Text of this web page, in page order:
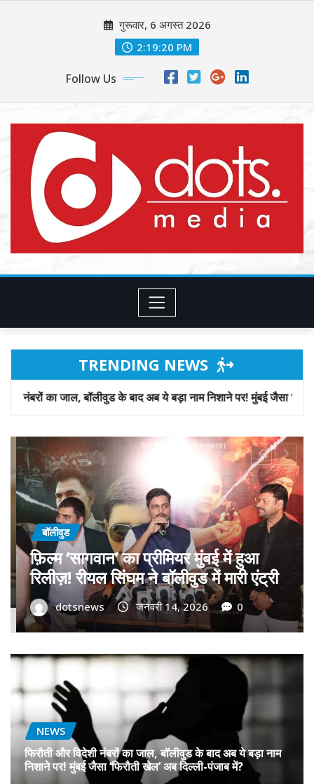
गुरूवार, 6 अगस्त 2026
2:19:22 PM
Follow Us
TRENDING NEWS
बाद अब ये बड़ा नाम निशाने पर! मुंबई जैसा ‘फिरौती खेल’ अब दिल्ली-पंजाब में?
बॉलीवुड
गोवा मुख्यमंत्री डॉ. प्रमोद सावंत का ‘गोदान’
को बड़ा समर्थन; पोस्टर विमोचन कर मथुरा से
फिल्म गोदान की टीम का बढ़ाया मान!
dotsnews जनवरी 9, 2026 0
NEWS
फिरौती और विदेशी नंबरों का जाल, बॉलीवुड के बाद अब ये बड़ा नाम
निशाने पर! मुंबई जैसा ‘फिरौती खेल’ अब दिल्ली-पंजाब में?